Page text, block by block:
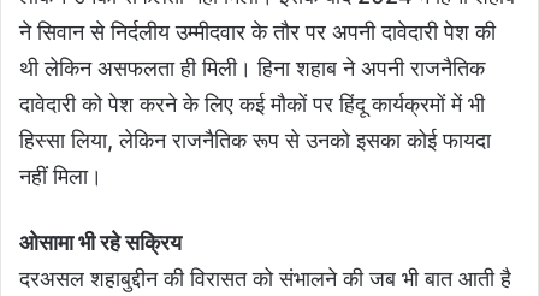
ने सिवान से निर्दलीय उम्मीदवार के तौर पर अपनी दावेदारी पेश की
थी लेकिन असफलता ही मिली। हिना शहाब ने अपनी राजनैतिक
दावेदारी को पेश करने के लिए कई मौकों पर हिंदू कार्यक्रमों में भी
हिस्सा लिया, लेकिन राजनैतिक रूप से उनको इसका कोई फायदा
नहीं मिला।
ओसामा भी रहे सक्रिय
दरअसल शहाबुद्दीन की विरासत को संभालने की जब भी बात आती है